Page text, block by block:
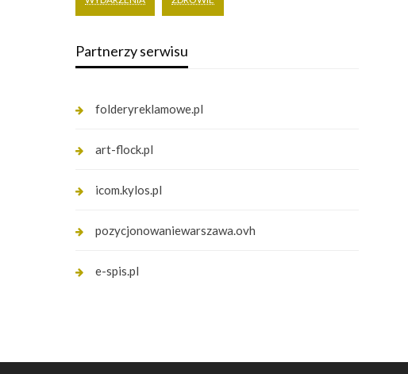
Partnerzy serwisu
folderyreklamowe.pl
art-flock.pl
icom.kylos.pl
pozycjonowaniewarszawa.ovh
e-spis.pl